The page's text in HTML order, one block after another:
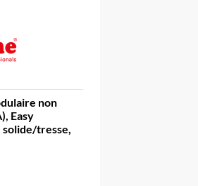
non
Easy
solide/tresse,